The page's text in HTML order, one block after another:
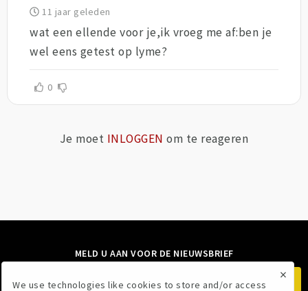
11 jaar geleden
wat een ellende voor je,ik vroeg me af:ben je
wel eens getest op lyme?
0
Je moet INLOGGEN om te reageren
MELD U AAN VOOR DE NIEUWSBRIEF
×
We use technologies like cookies to store and/or access